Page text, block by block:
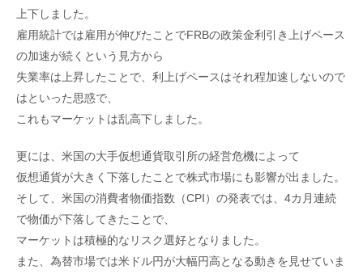
上下しました。
雇用統計では雇用が伸びたことでFRBの政策金利引き上げペース
の加速が続くという見方から
失業率は上昇したことで、利上げペースはそれ程加速しないので
はといった思惑で、
これもマーケットは乱高下しました。
更には、米国の大手仮想通貨取引所の経営危機によって
仮想通貨が大きく下落したことで株式市場にも影響が出ました。
そして、米国の消費者物価指数（CPI）の発表では、4カ月連続
で物価が下落してきたことで、
マーケットは積極的なリスク選好となりました。
また、為替市場では米ドル円が大幅円高となる動きを見せていま